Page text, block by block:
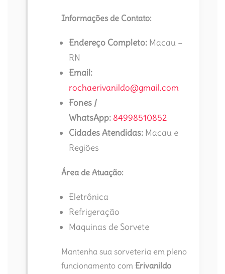
Informações de Contato:
Endereço Completo: Macau –
RN
Email:
rochaerivanildo@gmail.com
Fones /
WhatsApp: 84998510852
Cidades Atendidas: Macau e
Regiões
Área de Atuação:
Eletrônica
Refrigeração
Maquinas de Sorvete
Mantenha sua sorveteria em pleno
funcionamento com Erivanildo